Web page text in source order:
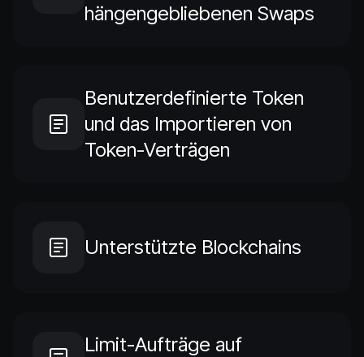
hängengebliebenen Swaps
Benutzerdefinierte Token
und das Importieren von
Token-Verträgen
Unterstützte Blockchains
Limit-Aufträge auf